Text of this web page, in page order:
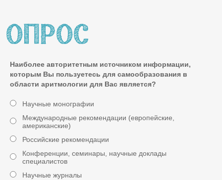
Наиболее авторитетным источником информации,
которым Вы пользуетесь для самообразования в
области аритмологии для Вас является?
Научные монографии
Международные рекомендации (европейские,
американские)
Российские рекомендации
Конференции, семинары, научные доклады
специалистов
Научные журналы